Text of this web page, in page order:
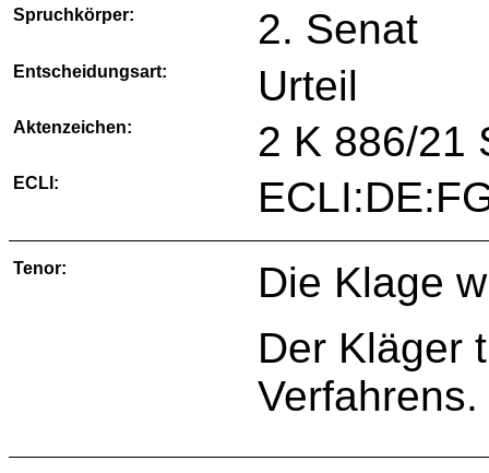
Spruchkörper: 2. Senat
Entscheidungsart: Urteil
Aktenzeichen: 2 K 886/21
ECLI:
Tenor:
Die Klage
Der Kläger
Verfahrens.